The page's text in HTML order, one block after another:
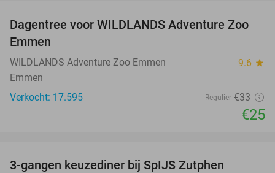
24%
Dagentree voor WILDLANDS Adventure Zoo
Emmen
WILDLANDS Adventure Zoo Emmen 9.6 star
Emmen
Verkocht: 17.595
Regulier €33
€25
3-gangen keuzediner bij SpIJS Zutphen